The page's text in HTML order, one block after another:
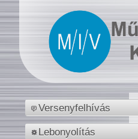
Versenyfelhívás
Lebonyolítás